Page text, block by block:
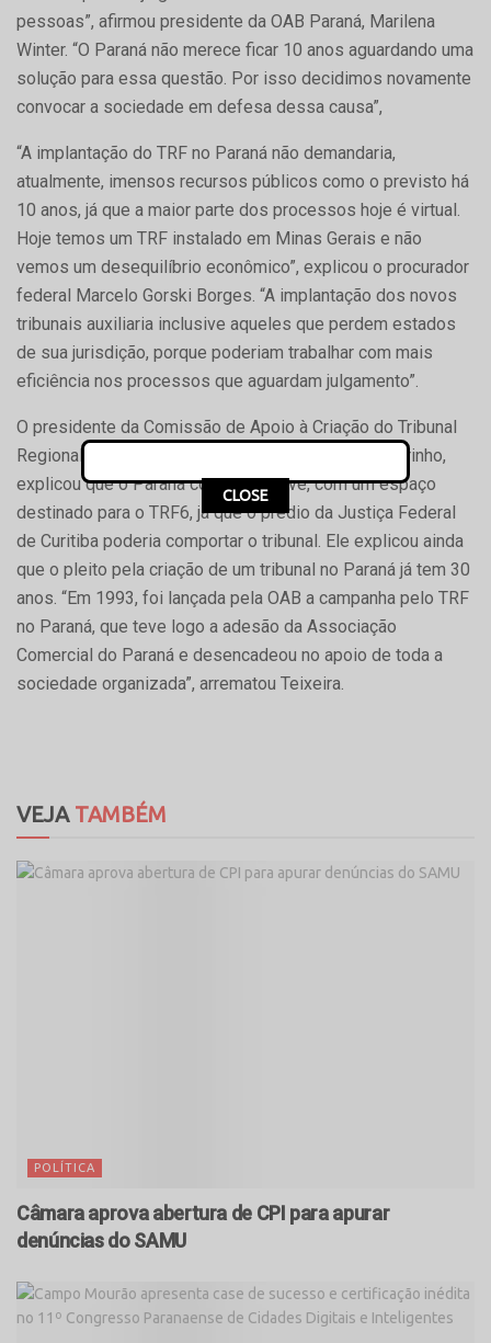
pessoas”, afirmou presidente da OAB Paraná, Marilena
Winter. “O Paraná não merece ficar 10 anos aguardando uma
solução para essa questão. Por isso decidimos novamente
convocar a sociedade em defesa dessa causa”,
“A implantação do TRF no Paraná não demandaria,
atualmente, imensos recursos públicos como o previsto há
10 anos, já que a maior parte dos processos hoje é virtual.
Hoje temos um TRF instalado em Minas Gerais e não
vemos um desequilíbrio econômico”, explicou o procurador
federal Marcelo Gorski Borges. “A implantação dos novos
tribunais auxiliaria inclusive aqueles que perdem estados
de sua jurisdição, porque poderiam trabalhar com mais
eficiência nos processos que aguardam julgamento”.
O presidente da Comissão de Apoio à Criação do Tribunal
Regional Federal do Paraná, Cléverson Teixeira Marinho,
explicou que o Paraná conta, inclusive, com um espaço
destinado para o TRF6, já que o prédio da Justiça Federal
de Curitiba poderia comportar o tribunal. Ele explicou ainda
que o pleito pela criação de um tribunal no Paraná já tem 30
anos. “Em 1993, foi lançada pela OAB a campanha pelo TRF
no Paraná, que teve logo a adesão da Associação
Comercial do Paraná e desencadeou no apoio de toda a
sociedade organizada”, arrematou Teixeira.
VEJATAMBÉM
POLÍTICA
Câmara aprova abertura de CPI para apurar
denúncias do SAMU
CLOSE